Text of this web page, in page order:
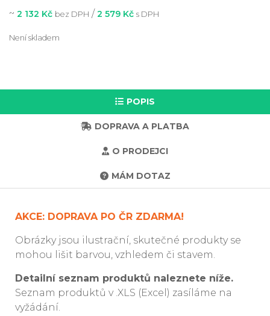
~ 2 132 Kč bez DPH / 2 579 Kč s DPH
Není skladem
POPIS
DOPRAVA A PLATBA
O PRODEJCI
MÁM DOTAZ
AKCE: DOPRAVA PO ČR ZDARMA!
Obrázky jsou ilustrační, skutečné produkty se
mohou lišit barvou, vzhledem či stavem.
Detailní seznam produktů naleznete níže.
Seznam produktů v .XLS (Excel) zasíláme na
vyžádání.